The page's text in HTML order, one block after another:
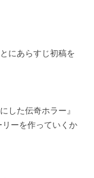
にあらすじ初稿を
した伝奇ホラー』
ーを作っていくか